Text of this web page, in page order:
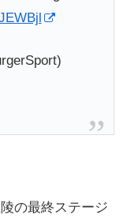
の最終ステージ